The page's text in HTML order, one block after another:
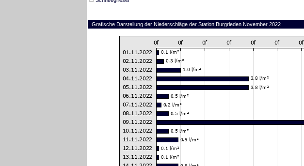
Grafische Darstellung der Niederschläge der Station Burgrieden November 2022